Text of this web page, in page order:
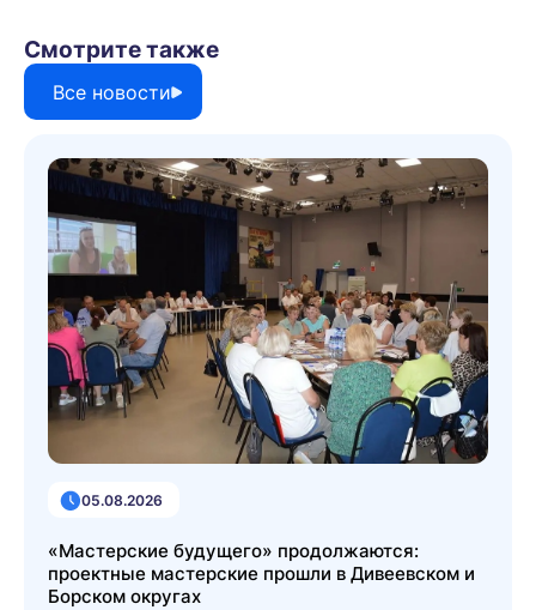
Смотрите также
Все новости
05.08.2026
«Мастерские будущего» продолжаются:
проектные мастерские прошли в Дивеевском и
Борском округах